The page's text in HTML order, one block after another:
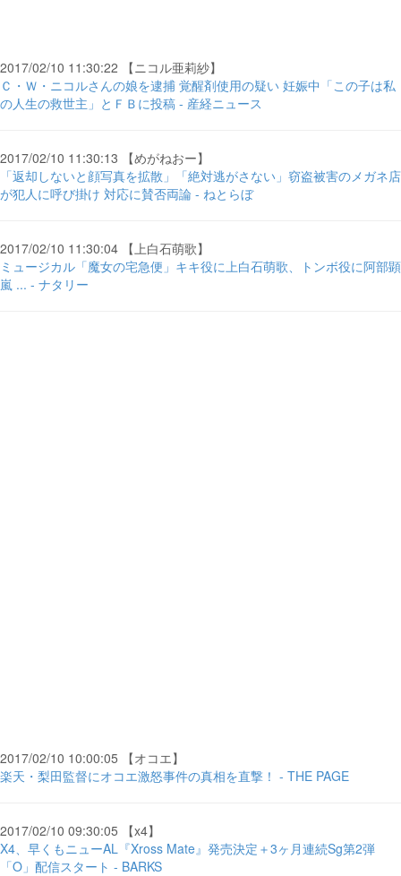
2017/02/10 11:30:22 【ニコル亜莉紗】
Ｃ・Ｗ・ニコルさんの娘を逮捕 覚醒剤使用の疑い 妊娠中「この子は私
の人生の救世主」とＦＢに投稿 - 産経ニュース
2017/02/10 11:30:13 【めがねおー】
「返却しないと顔写真を拡散」「絶対逃がさない」窃盗被害のメガネ店
が犯人に呼び掛け 対応に賛否両論 - ねとらぼ
2017/02/10 11:30:04 【上白石萌歌】
ミュージカル「魔女の宅急便」キキ役に上白石萌歌、トンボ役に阿部顕
嵐 ... - ナタリー
2017/02/10 10:00:05 【オコエ】
楽天・梨田監督にオコエ激怒事件の真相を直撃！ - THE PAGE
2017/02/10 09:30:05 【x4】
X4、早くもニューAL『Xross Mate』発売決定＋3ヶ月連続Sg第2弾
「O」配信スタート - BARKS